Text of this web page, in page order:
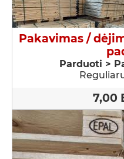
Pakavimas /
Parduoti >
7,00